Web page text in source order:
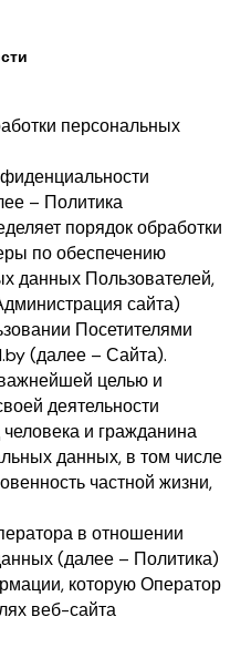
персональных
– Политика
порядок обработки
по обеспечению
данных Пользователей,
сайта)
Посетителями
(далее – Сайта).
важнейшей целью и
деятельности
и гражданина
данных, в том числе
частной жизни,
в отношении
(далее – Политика)
которую Оператор
веб-сайта